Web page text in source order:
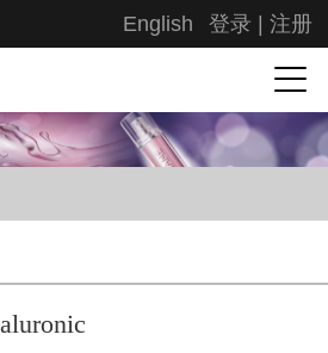
登录 注册
English